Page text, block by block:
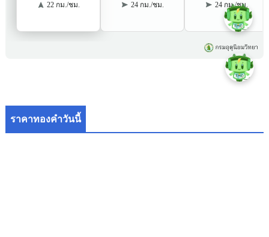
ราคาทองคำวันนี้